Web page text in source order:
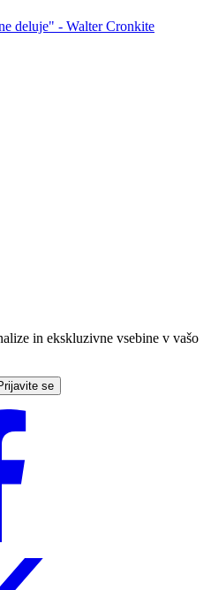
deluje" - Walter Cronkite
in ekskluzivne vsebine v vašo
se